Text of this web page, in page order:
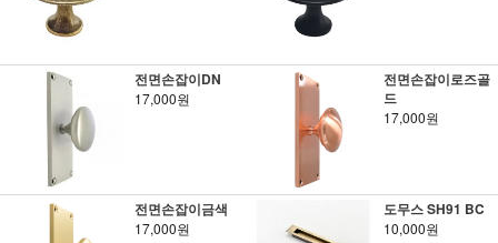
전면손잡이DN
17,000원
전면손잡이로즈골
드
17,000원
전면손잡이금색
17,000원
도무스 SH91 BC
10,000원